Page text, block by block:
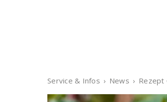
Service & Infos News Rezept